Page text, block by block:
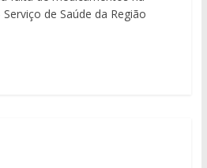
de Saúde da Região